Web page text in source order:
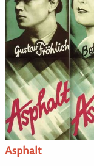
Asphalt